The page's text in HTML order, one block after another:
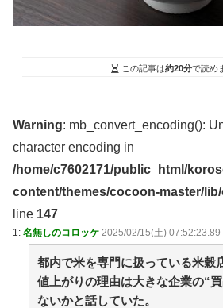
【新公用車】高市早苗首相、推定
タイプ 贅を尽くした後部座席でた
の時間か どんどん延びる乗車時間
もしかして、猫って音楽を曲とし
ら信じられない言葉が飛び出した…
ライン
Powered by livedoor 相互RSS
ゾッとして、ほろりとする奇妙な物
尾田栄一郎「数字で一番になって
目標がない！！何から学べばいいん
防護管なしで感電死を起こした某
険な現場お断りしますわ!と断って
が業界事情を告白 / anaguro - 総合
この記事は約20分で読め
Warning: mb_convert_encoding():
character encoding in
/home/c7602171/public_html/
content/themes/cocoon-master/
line 147
1: 名無しのコロッケ 2025/02/15(土)
都内で米を専門に扱っている米穀
値上がりの理由は大きな企業の“
ないかと話していた。